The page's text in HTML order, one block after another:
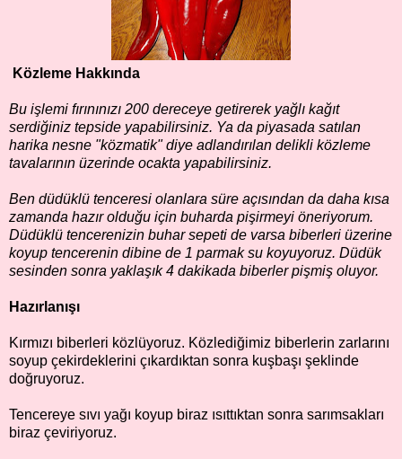
Közleme Hakkında
Bu işlemi fırınınızı 200 dereceye getirerek yağlı kağıt
serdiğiniz tepside yapabilirsiniz. Ya da piyasada satılan
harika nesne "közmatik" diye adlandırılan delikli közleme
tavalarının üzerinde ocakta yapabilirsiniz.
Ben düdüklü tenceresi olanlara süre açısından da daha kısa
zamanda hazır olduğu için buharda pişirmeyi öneriyorum.
Düdüklü tencerenizin buhar sepeti de varsa biberleri üzerine
koyup tencerenin dibine de 1 parmak su koyuyoruz. Düdük
sesinden sonra yaklaşık 4 dakikada biberler pişmiş oluyor.
Hazırlanışı
Kırmızı biberleri közlüyoruz. Közlediğimiz biberlerin zarlarını
soyup çekirdeklerini çıkardıktan sonra kuşbaşı şeklinde
doğruyoruz.
Tencereye sıvı yağı koyup biraz ısıttıktan sonra sarımsakları
biraz çeviriyoruz.